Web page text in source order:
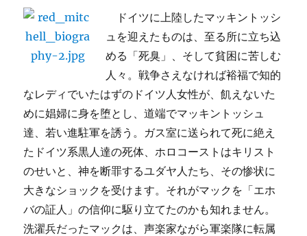
ドイツに上陸したマッキントッシ
ュを迎えたものは、至る所に立ち込
める「死臭」、そして貧困に苦しむ
人々。戦争さえなければ裕福で知的
なレディでいたはずのドイツ人女性が、飢えないた
めに娼婦に身を堕とし、道端でマッキントッシュ
達、若い進駐軍を誘う。ガス室に送られて死に絶え
たドイツ系黒人達の死体、ホロコーストはキリスト
のせいと、神を断罪するユダヤ人たち、その惨状に
大きなショックを受けます。それがマックを「エホ
バの証人」の信仰に駆り立てたのかも知れません。
洗濯兵だったマックは、声楽家ながら軍楽隊に転属